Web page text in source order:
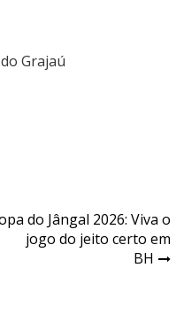
Grajaú
do Jângal 2026: Viva o
jogo do jeito certo em
BH